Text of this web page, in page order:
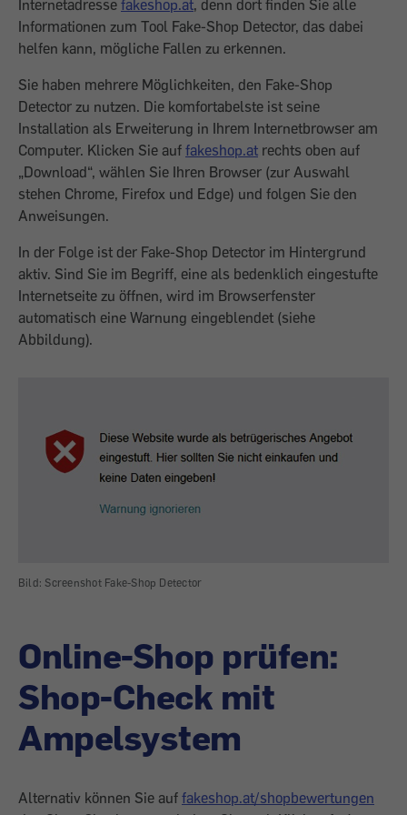
Internetadresse fakeshop.at, denn dort finden Sie alle
Informationen zum Tool Fake-Shop Detector, das dabei
helfen kann, mögliche Fallen zu erkennen.
Sie haben mehrere Möglichkeiten, den Fake-Shop
Detector zu nutzen. Die komfortabelste ist seine
Installation als Erweiterung in Ihrem Internetbrowser am
Computer. Klicken Sie auf fakeshop.at rechts oben auf
„Download“, wählen Sie Ihren Browser (zur Auswahl
stehen Chrome, Firefox und Edge) und folgen Sie den
Anweisungen.
In der Folge ist der Fake-Shop Detector im Hintergrund
aktiv. Sind Sie im Begriff, eine als bedenklich eingestufte
Internetseite zu öffnen, wird im Browserfenster
automatisch eine Warnung eingeblendet (siehe
Abbildung).
Bild: Screenshot Fake-Shop Detector
Online-Shop prüfen:
Shop-Check mit
Ampelsystem
Alternativ können Sie auf fakeshop.at/shopbewertungen